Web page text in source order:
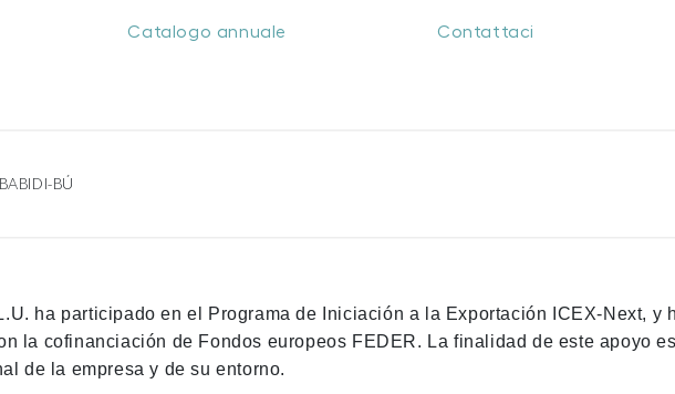
Catalogo annuale Contattaci
BÚ
ha participado en el Programa de Iniciación a la Exportación ICEX-Next, y
la cofinanciación de Fondos europeos FEDER. La finalidad de este apoyo
de la empresa y de su entorno.